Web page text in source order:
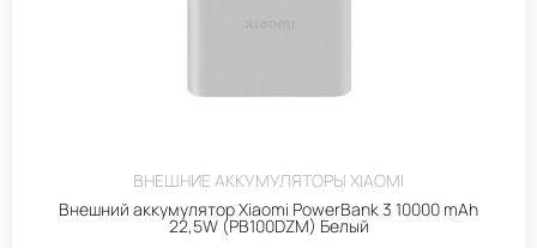
ВНЕШНИЕ АККУМУЛЯТОРЫ XIAOMI
Внешний аккумулятор Xiaomi PowerBank 3 10000 mAh
22,5W (PB100DZM) Белый